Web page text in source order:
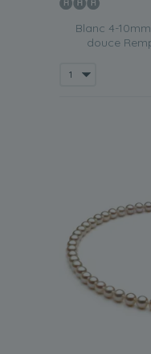
Blanc 4-
douce